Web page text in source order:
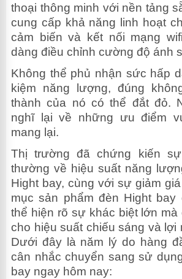
thoại thông minh với nền tảng
cung cấp khả năng linh hoạt
cảm biến và kết nối mạng
dàng điều chỉnh cường độ ánh
Không thể phủ nhận sức hấp
kiệm năng lượng, đúng
thành của nó có thể đắt đỏ.
nghĩ lại về những ưu điểm
mang lại.
Thị trường đã chứng kiến
thường về hiệu suất năng
Hight bay, cùng với sự giảm
mục sản phẩm đèn Hight bay
thể hiện rõ sự khác biệt lớn mà
cho hiệu suất chiếu sáng và lợi
Dưới đây là năm lý do hàng
cân nhắc chuyển sang sử
bay ngay hôm nay: